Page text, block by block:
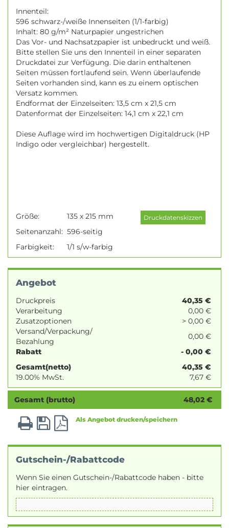
Innenteil:
596 schwarz-/weiße Innenseiten (1/1-farbig)
Inhalt: 80 g/m² Naturpapier ungestrichen
Das Vor- und Nachsatzpapier ist unbedruckt und weiß.
Bitte stellen Sie uns den Innenteil in einer separaten
Druckdatei zur Verfügung. Die darin enthaltenen
Seiten müssen fortlaufend sein. Wenn überlaufende
Seiten vorhanden sind, kann es zu einem optischen
Versatz kommen.
Endformat der Einzelseiten: 13,5 cm x 21,5 cm
Datenformat der Einzelseiten: 14,1 cm x 22,1 cm
Diese Auflage wird im hochwertigen Digitaldruck (HP
Indigo oder vergleichbar) hergestellt.
Größe:
135 x 215 mm
Seitenanzahl: 596-seitig
Farbigkeit:
1/1 s/w-farbig
Angebot
Druckpreis 40,35 €
Verarbeitung
0,00 €
Zusatzoptionen
> 0,00 €
Versand/Verpackung/
Bezahlung
0,00 €
Rabatt
- 0,00 €
Gesamt(netto)
40,35 €
19.00% MwSt.
7,67 €
Gesamt (brutto) 48,02 €
Als Angebot drucken/speichern
Gutschein-/Rabattcode
Wenn Sie einen Gutschein-/Rabattcode haben - bitte
hier eintragen.